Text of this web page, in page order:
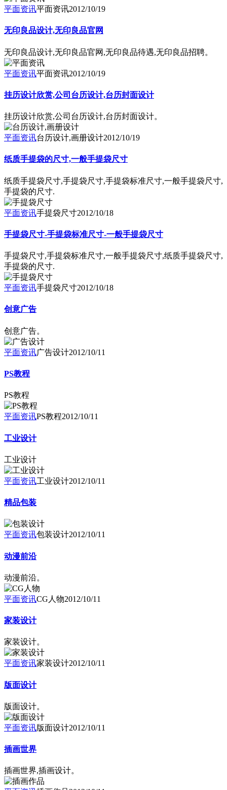
平面资讯平面资讯2012/10/19
无印良品设计,无印良品官网
无印良品设计,无印良品官网,无印良品待遇,无印良品招聘。
平面资讯平面资讯2012/10/19
挂历设计欣赏,公司台历设计,台历封面设计
挂历设计欣赏,公司台历设计,台历封面设计。
平面资讯台历设计,画册设计2012/10/19
纸质手提袋的尺寸,一般手提袋尺寸
纸质手提袋尺寸,手提袋尺寸,手提袋标准尺寸,一般手提袋尺寸,
手提袋的尺寸.
平面资讯手提袋尺寸2012/10/18
手提袋尺寸-手提袋标准尺寸-一般手提袋尺寸
手提袋尺寸,手提袋标准尺寸,一般手提袋尺寸,纸质手提袋尺寸,
手提袋的尺寸.
平面资讯手提袋尺寸2012/10/18
创意广告
创意广告。
平面资讯广告设计2012/10/11
PS教程
PS教程
平面资讯PS教程2012/10/11
工业设计
工业设计
平面资讯工业设计2012/10/11
精品包装
平面资讯包装设计2012/10/11
动漫前沿
动漫前沿。
平面资讯CG人物2012/10/11
家装设计
家装设计。
平面资讯家装设计2012/10/11
版面设计
版面设计。
平面资讯版面设计2012/10/11
插画世界
插画世界,插画设计。